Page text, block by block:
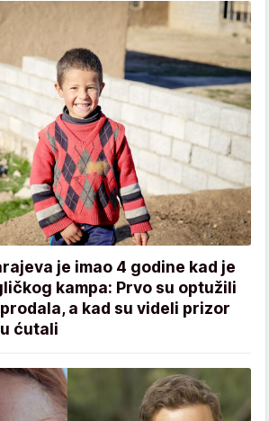
je imao 4 godine kad je
kampa: Prvo su optužili
a kad su videli prizor
ćutali